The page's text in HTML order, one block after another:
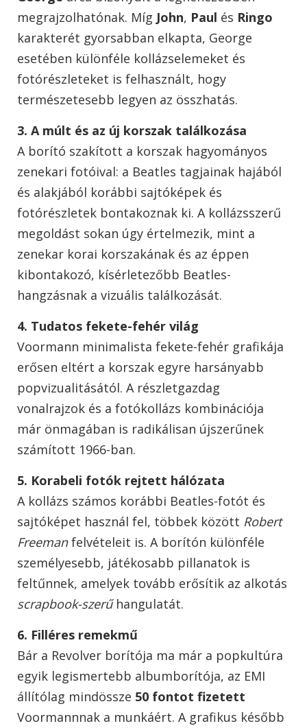
megrajzolhatónak. Míg John, Paul és Ringo
karakterét gyorsabban elkapta, George
esetében különféle kollázselemeket és
fotórészleteket is felhasznált, hogy
természetesebb legyen az összhatás.
3. A múlt és az új korszak találkozása
A borító szakított a korszak hagyományos
zenekari fotóival: a Beatles tagjainak hajából
és alakjából korábbi sajtóképek és
fotórészletek bontakoznak ki. A kollázsszerű
megoldást sokan úgy értelmezik, mint a
zenekar korai korszakának és az éppen
kibontakozó, kísérletezőbb Beatles-
hangzásnak a vizuális találkozását.
4. Tudatos fekete-fehér világ
Voormann minimalista fekete-fehér grafikája
erősen eltért a korszak egyre harsányabb
popvizualitásától. A részletgazdag
vonalrajzok és a fotókollázs kombinációja
már önmagában is radikálisan újszerűnek
számított 1966-ban.
5. Korabeli fotók rejtett hálózata
A kollázs számos korábbi Beatles-fotót és
sajtóképet használ fel, többek között Robert
Freemanfelvételeit is. A borítón különféle
személyesebb, játékosabb pillanatok is
feltűnnek, amelyek tovább erősítik az alkotás
scrapbook-szerűhangulatát.
6. Filléres remekmű
Bár a Revolver borítója ma már a popkultúra
egyik legismertebb albumborítója, az EMI
állítólag mindössze 50 fontot fizetett
Voormannnak a munkáért. A grafikus később